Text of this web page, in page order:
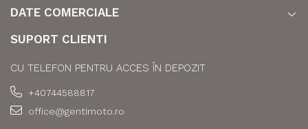
DATE COMERCIALE
SUPORT CLIENTI
CU TELEFON PENTRU ACCES ÎN DEPOZIT
+40744588817
office@gentimoto.ro